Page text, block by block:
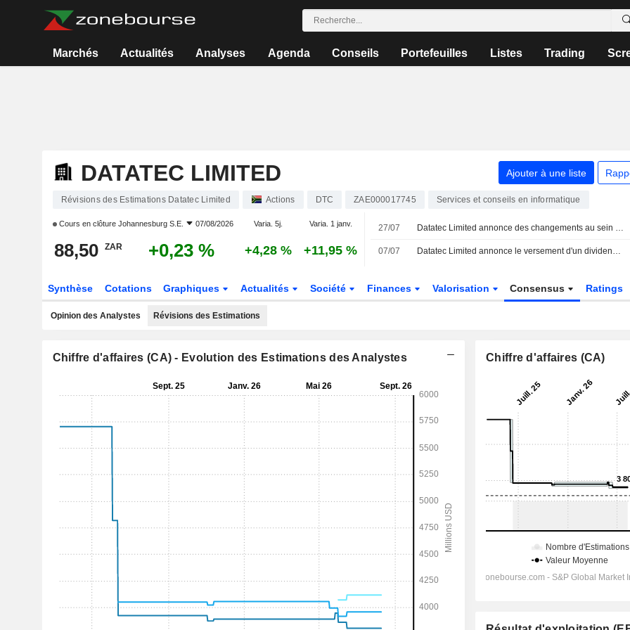
Marchés Actualités Analyses Agenda Conseils Portefeuilles Listes Trading
DATATEC LIMITED Ajouter à une liste
Révisions des Estimations Datatec Limited Actions DTC ZAE000017745 Services et conseils en informatique
Cours en clôture Johannesburg S.E. 07/08/2026 Varia. 5j. Varia. 1 janv.
88,50 ZAR +0,23 % +4,28 % +11,95 %
27/07 Datatec Limited annonce des changements au sein de ses comités, effectifs au 1er août 2026
07/07 Datatec Limited annonce le versement d'un dividende final brut en numéraire
Synthèse Cotations Graphiques Actualités Société Finances Valorisation Consensus Ratings
Opinion des Analystes Révisions des Estimations
Chiffre d'affaires (CA) - Evolution des Estimations des Analystes Chiffre d'affaires (CA)